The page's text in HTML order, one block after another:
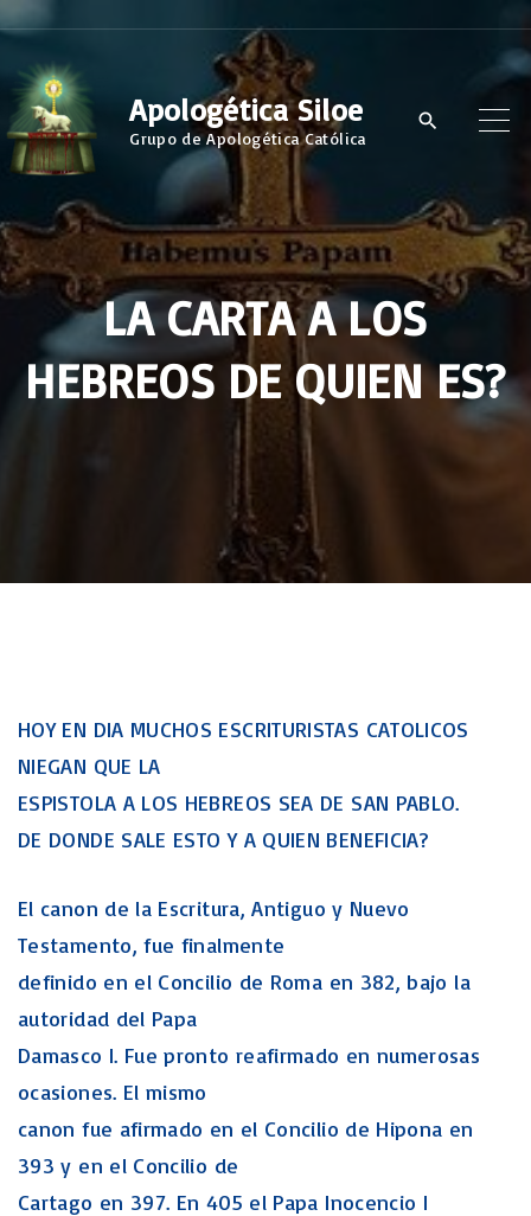
S
p
c
o
Apologética Siloe
Grupo de Apologética Católica
LA CARTA A LOS
HEBREOS DE QUIEN ES?
HOY EN DIA MUCHOS ESCRITURISTAS CATOLICOS
NIEGAN QUE LA
ESPISTOLA A LOS HEBREOS SEA DE SAN PABLO.
DE DONDE SALE ESTO Y A QUIEN BENEFICIA?
El canon de la Escritura, Antiguo y Nuevo
Testamento, fue finalmente
definido en el Concilio de Roma en 382, bajo la
autoridad del Papa
Damasco I. Fue pronto reafirmado en numerosas
ocasiones. El mismo
canon fue afirmado en el Concilio de Hipona en
393 y en el Concilio de
Cartago en 397. En 405 el Papa Inocencio I